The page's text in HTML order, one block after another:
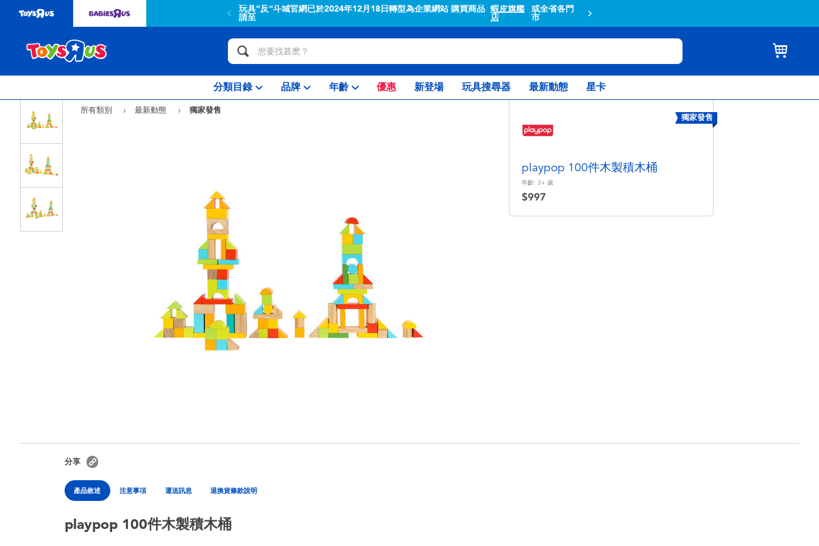
玩具"反"斗城官網已於2024年12月18日轉型為企業網站 購買商品
請至
蝦皮旗艦
店
或全省各門
市
分類目錄 品牌 年齡 優惠 新登場 玩具搜尋器 最新動態 星卡
所有類別 最新動態
獨家發售
獨家發售
playpop 100件木製積木桶
年齡: 3+ 歲
$997
分享
產品敘述 注意事項 運送訊息 退換貨條款說明
playpop 100件木製積木桶